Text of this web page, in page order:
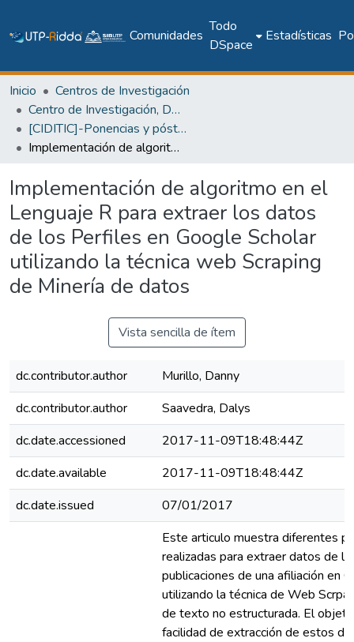
Comunidades
Todo
DSpace
Estadísticas
Inicio
Centros de Investigación
Centro de Investigación, Desarrollo e Innovación en TIC
[CIDITIC]-Ponencias y pósteres
Implementación de algoritmo en el Lenguaje R para extraer los datos de los Perfiles en Google Scholar utilizando la técnica web Scraping de Minería de datos
Implementación de algoritmo en el
Lenguaje R para extraer los datos
de los Perfiles en Google Scholar
utilizando la técnica web Scraping
de Minería de datos
Vista sencilla de ítem
dc.contributor.author
Murillo, Danny
dc.contributor.author
Saavedra, Dalys
dc.date.accessioned
2017-11-09T18:48:44Z
dc.date.available
2017-11-09T18:48:44Z
dc.date.issued
07/01/2017
Este articulo muestra diferentes
realizadas para extraer datos de
publicaciones de una afiliación en
utilizando la técnica de Web
de texto no estructurada. El
facilidad de extracción de estos